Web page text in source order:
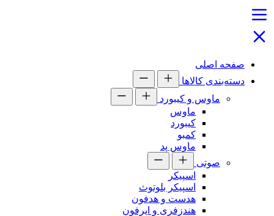
صفحه اصلی
دسته‌بندی کالاها
ماوس و کیبورد
ماوس
کیبورد
کمبو
ماوس پد
صوتی
اسپیکر
اسپیکر بلوتوث
هدست و هدفون
هندزفری و ایرفون